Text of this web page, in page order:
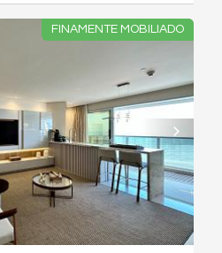
FINAMENTE MOBILIADO